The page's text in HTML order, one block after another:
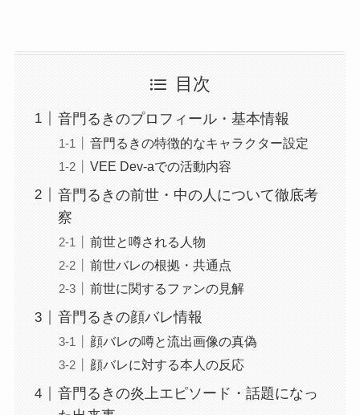
目次
音門るきのプロフィール・基本情報
音門るきの特徴的なキャラクター設定
VEE Dev-aでの活動内容
音門るきの前世・中の人について徹底考
察
前世と噂される人物
前世バレの根拠・共通点
前世に関するファンの見解
音門るきの顔バレ情報
顔バレの噂と流出画像の真偽
顔バレに対する本人の反応
音門るきの炎上エピソード・話題になっ